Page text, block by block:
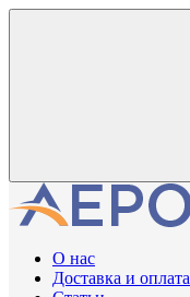
О нас
Доставка и оплата